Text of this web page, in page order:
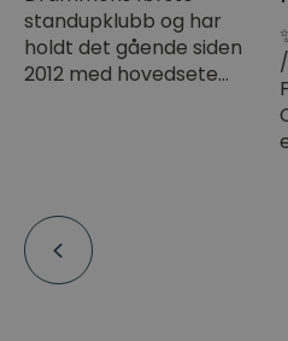
standupklubb og har
holdt det gående siden
2012 med hovedsete…